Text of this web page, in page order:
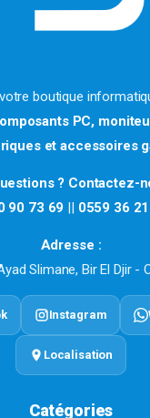
boutique
PC,
et accessoires
? Contactez-
90 73 69 || 0559 36
Adresse :
Slimane, Bir El Djir -
Instagram
Localisation
Catégories